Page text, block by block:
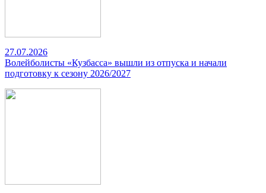
27.07.2026
Волейболисты «Кузбасса» вышли из отпуска и начали
подготовку к сезону 2026/2027